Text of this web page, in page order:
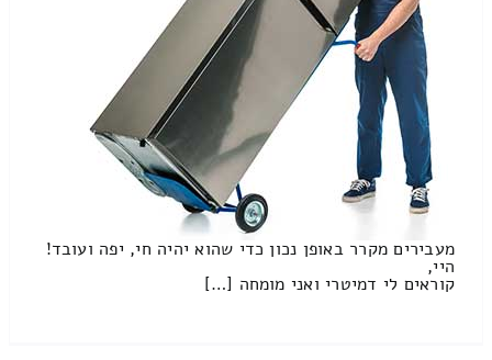
מעבירים מקרר באופן נכון כדי שהוא יהיה חי, יפה ועובד!
היי,
קוראים לי דמיטרי ואני מומחה […]